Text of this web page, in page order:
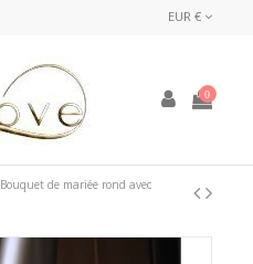
EUR €
0
Bouquet de mariée rond avec